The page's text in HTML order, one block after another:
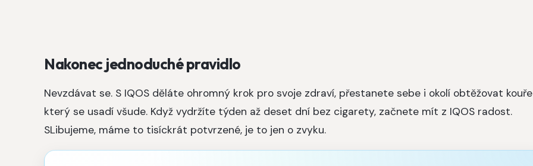
Nakonec jednoduché pravidlo
Nevzdávat se. S IQOS děláte ohromný krok pro svoje zdraví, přestanete sebe i okolí obtěžovat
který se usadí všude. Když vydržíte týden až deset dní bez cigarety, začnete mít z IQOS radost.
SLibujeme, máme to tisíckrát potvrzené, je to jen o zvyku.